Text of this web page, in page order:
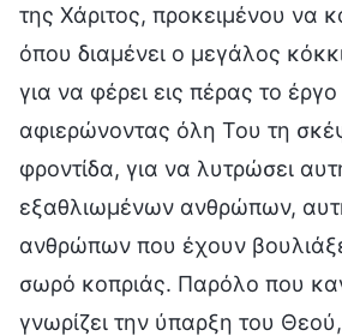
της Χάριτος, προκειμένου να
όπου διαμένει ο μεγάλος
για να φέρει εις πέρας το
αφιερώνοντας όλη Του τη
φροντίδα, για να λυτρώσει
εξαθλιωμένων ανθρώπων,
ανθρώπων που έχουν
σωρό κοπριάς. Παρόλο που
γνωρίζει την ύπαρξη του